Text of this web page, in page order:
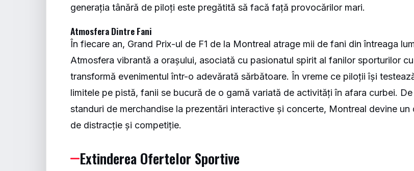
generația tânără de piloți este pregătită să facă față provocărilor mari.
Atmosfera Dintre Fani
În fiecare an, Grand Prix-ul de F1 de la Montreal atrage mii de fani din întreaga
Atmosfera vibrantă a orașului, asociată cu pasionatul spirit al fanilor sporturilor
transformă evenimentul într-o adevărată sărbătoare. În vreme ce piloții își
limitele pe pistă, fanii se bucură de o gamă variată de activități în afara curbei. De
standuri de merchandise la prezentări interactive și concerte, Montreal devine un
de distracție și competiție.
Extinderea Ofertelor Sportive